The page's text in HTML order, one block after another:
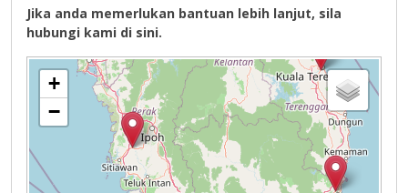
Jika anda memerlukan bantuan lebih lanjut, sila
hubungi kami di sini.